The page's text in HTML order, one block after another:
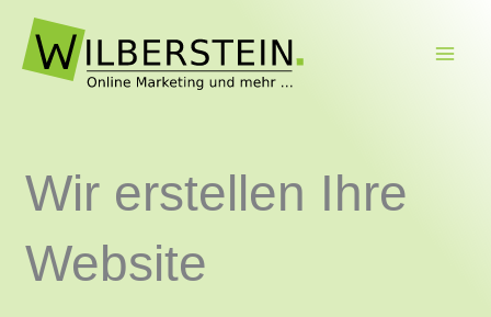
Inhalt
springen
Wir erstellen Ihre
Website